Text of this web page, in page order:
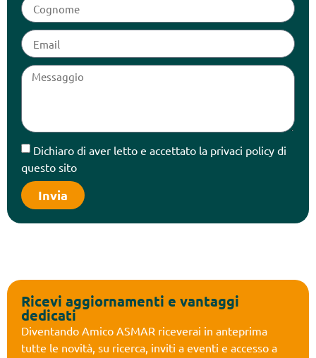
Dichiaro di aver letto e accettato la privaci policy di
questo sito
Invia
Ricevi aggiornamenti e vantaggi
dedicati
Diventando Amico ASMAR riceverai in anteprima
tutte le novità, su ricerca, inviti a eventi e accesso a